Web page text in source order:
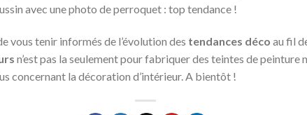
avec une photo de perroquet : top tendance !
vous tenir informés de l’évolution des tendances déco au fil
n’est pas la seulement pour fabriquer des teintes de peinture
concernant la décoration d’intérieur. A bientôt !